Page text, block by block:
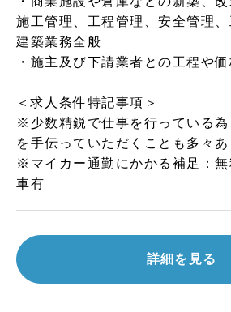
施工管理、工程管理、安全管理
建築業務全般
・施主及び下請業者との工程や
＜求人条件特記事項＞
※少数精鋭で仕事を行っている
を手伝っていただくことも多々あ
※マイカー通勤にかかる補足：
車有
詳細を見る